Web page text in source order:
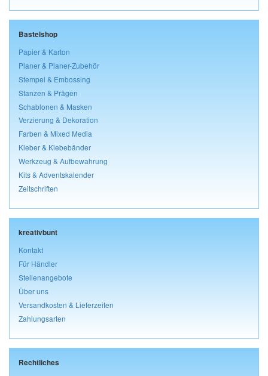
Bastelshop
Papier & Karton
Planer & Planer-Zubehör
Stempel & Embossing
Stanzen & Prägen
Schablonen & Masken
Verzierung & Dekoration
Farben & Mixed Media
Kleber & Klebebänder
Werkzeug & Aufbewahrung
Kits & Adventskalender
Zeitschriften
kreativbunt
Kontakt
Für Händler
Stellenangebote
Über uns
Versandkosten & Lieferzeiten
Zahlungsarten
Rechtliches